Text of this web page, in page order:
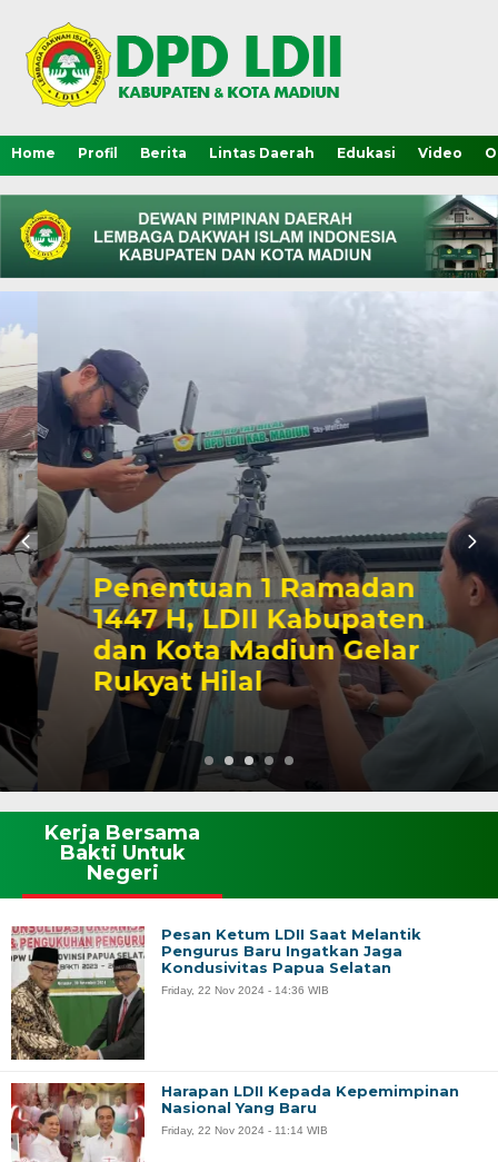
Home Profil Berita Lintas Daerah Edukasi Video
Penentuan 1 Ramadan
1447 H, LDII Kabupaten
dan Kota Madiun Gelar
Rukyat Hilal
Kerja Bersama
Bakti Untuk
Negeri
Pesan Ketum LDII Saat Melantik
Pengurus Baru Ingatkan Jaga
Kondusivitas Papua Selatan
Friday, 22 Nov 2024 - 14:36 WIB
Harapan LDII Kepada Kepemimpinan
Nasional Yang Baru
Friday, 22 Nov 2024 - 11:14 WIB